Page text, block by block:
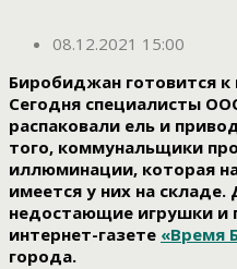
08.12.2021 15:00
Биробиджан готовится
Сегодня специалисты
распаковали ель и
того, коммунальщики
иллюминации, которая
имеется у них на
недостающие игрушки и
интернет-газете «Время
города.